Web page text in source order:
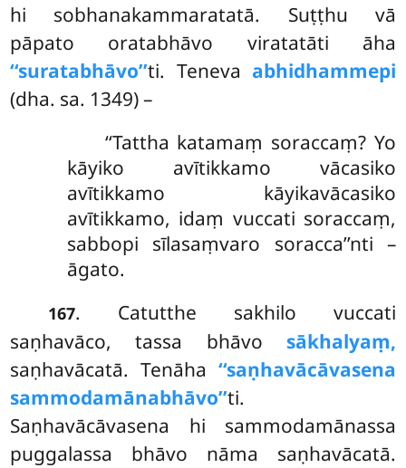
hi sobhanakammaratatā. Suṭṭhu vā
pāpato oratabhāvo viratatāti āha
‘‘suratabhāvo’’ti. Teneva abhidhammepi
(dha. sa. 1349) –
‘‘Tattha katamaṃ soraccaṃ? Yo
kāyiko avītikkamo vācasiko
avītikkamo kāyikavācasiko
avītikkamo, idaṃ vuccati soraccaṃ,
sabbopi sīlasaṃvaro soracca’’nti –
āgato.
167. Catutthe sakhilo vuccati
saṇhavāco, tassa bhāvo sākhalyaṃ,
saṇhavācatā. Tenāha ‘‘saṇhavācāvasena
sammodamānabhāvo’’ti.
Saṇhavācāvasena hi sammodamānassa
puggalassa bhāvo nāma saṇhavācatā.